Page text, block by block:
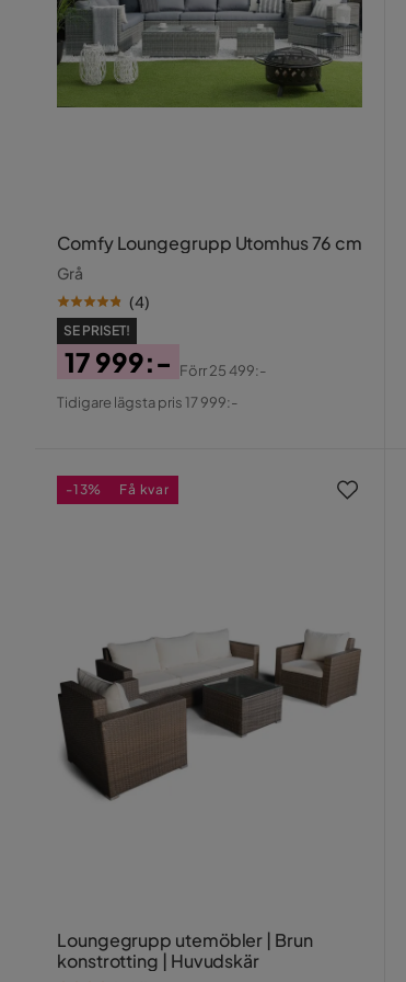
Comfy Loungegrupp Utomhus 76 cm
Grå
(4)
SE PRISET!
Pris
17 999:-
Original
Förr25 499:-
Tidigare lägsta pris 17 999:-
Loungegrupp utemöbler | Brun
konstrotting | Huvudskär
-13% Få kvar